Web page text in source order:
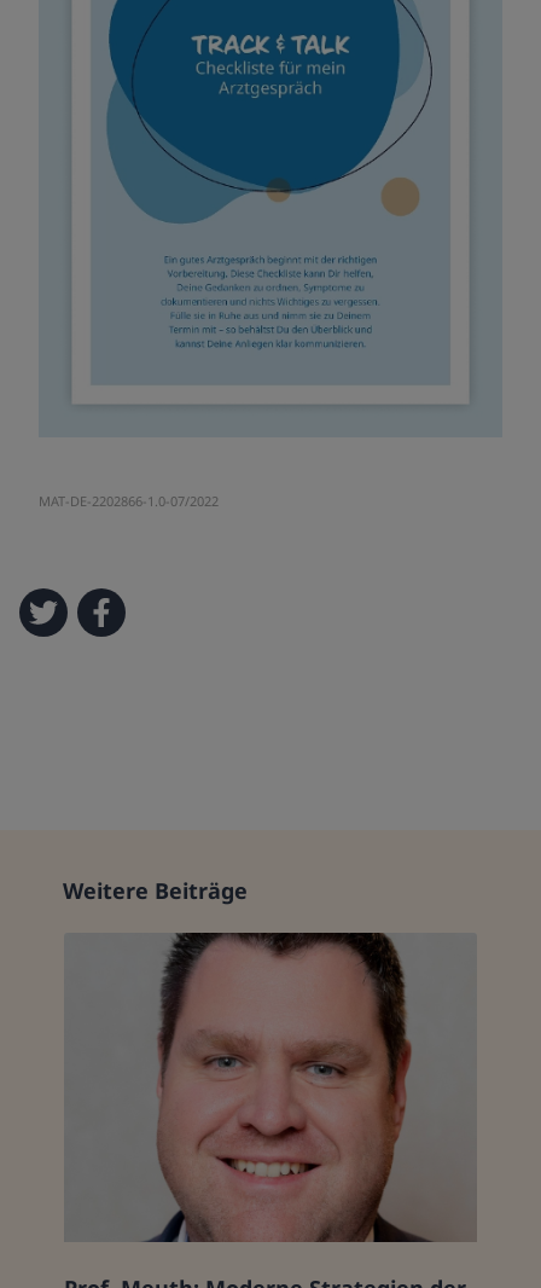
MAT-DE-2202866-1.0-07/2022
Weitere Beiträge